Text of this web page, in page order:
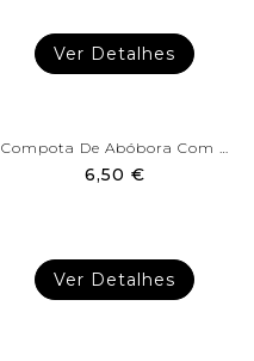
Ver Detalhes
Compota De Abóbora Com Laranja
6,50 €
Ver Detalhes